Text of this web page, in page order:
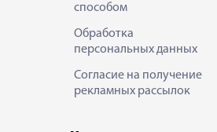
способом
Обработка
персональных данных
Согласие на получение
рекламных рассылок